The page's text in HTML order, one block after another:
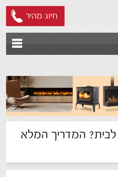
חיוג מהיר
לבית? המדריך המלא